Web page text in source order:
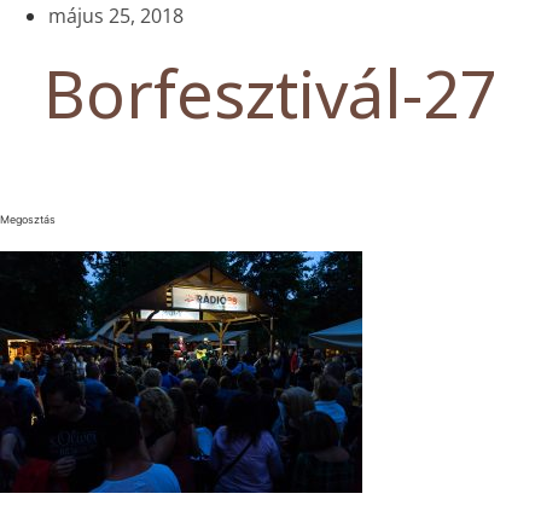
május 25, 2018
Borfesztivál-27
Megosztás